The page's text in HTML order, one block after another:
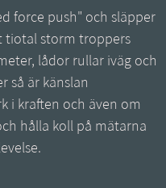
force push" och släpper
tiotal storm troppers
lådor rullar iväg och
så är känslan
i kraften och även om
hålla koll på mätarna